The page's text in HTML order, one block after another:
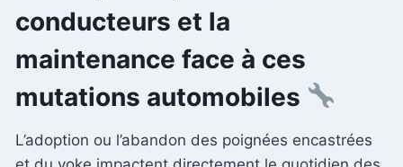
conducteurs et la
maintenance face à ces
mutations automobiles
L’adoption ou l’abandon des poignées encastrées